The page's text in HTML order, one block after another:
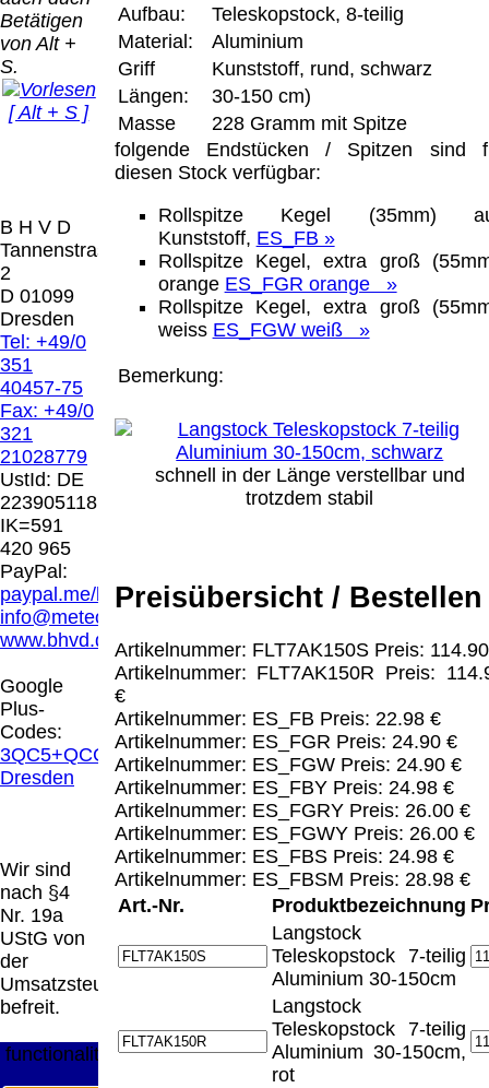
Betätigen
von Alt +
S.
[ Alt + S ]
B H V D
Tannenstrasse
2
D 01099
Dresden
Tel: +49/0
351
40457-75
Fax: +49/0
321
21028779
UstId: DE
223905118
IK=591
420 965
PayPal:
paypal.me/blindenhilfsmittel
info@meteor.vision
www.bhvd.de
Google
Plus-
Codes:
3QC5+QCG
Dresden
Wir sind
nach §4
Nr. 19a
UStG von
der
Umsatzsteuer
befreit.
Aufbau:
Teleskopstock, 8-teilig
Material:
Aluminium
Griff
Kunststoff, rund, schwarz
Längen:
30-150 cm)
Masse
228 Gramm mit Spitze
folgende Endstücken / Spitzen sind
diesen Stock verfügbar:
Rollspitze Kegel (35mm)
Kunststoff, ES_FB »
Rollspitze Kegel, extra groß
orange ES_FGR orange »
Rollspitze Kegel, extra groß
weiss ES_FGW weiß »
Bemerkung:
schnell in der Länge verstellbar und
trotzdem stabil
Preisübersicht / Bestellen
Artikelnummer: FLT7AK150S Preis:
Artikelnummer: FLT7AK150R Preis:
€
Artikelnummer: ES_FB Preis: 22.98 €
Artikelnummer: ES_FGR Preis: 24.90 €
Artikelnummer: ES_FGW Preis: 24.90 €
Artikelnummer: ES_FBY Preis: 24.98 €
Artikelnummer: ES_FGRY Preis: 26.00 €
Artikelnummer: ES_FGWY Preis: 26.00 €
Artikelnummer: ES_FBS Preis: 24.98 €
Artikelnummer: ES_FBSM Preis: 28.98 €
Art.-Nr.
Produktbezeichnung
Langstock
Teleskopstock 7-teilig
Aluminium 30-150cm
Langstock
Teleskopstock 7-teilig
Aluminium 30-150cm,
rot
Der Versand erfolgt
als versichertes
Paket.
Selbstabholung
vom Büro oder
von
0.00 €
Versandart
erhalten Sie per
Email z.B. einen
Lizenzschlüssel
und die
Rechnung /
Lieferschein. Sie
erhalten also
keinen
Datenträger
Die in diesem Dokument genannten
Warenzeichen sind Eigentum der jeweiligen
Firmen. Preisänderungen, Irrtümer und
technische Änderungen vorbehalten.
letzte Änderung: 22. Januar 2025 Blinden
Hilfsmittel Vertrieb Dresden,
Mit einem Urteil vom 12.05.1998 - 312 O
85/98 - Haftung für Links hat das Landgericht
Hamburg entschieden, dass man durch die
Anbringung eines Links, die Inhalte der
gelinkten Seite ggf. mit zu verantworten hat.
Dieses kann nur dadurch verhindert werden,
dass man sich ausdrücklich von diesen
Inhalten distanziert. Hiermit distanzieren wir
uns ausdrücklich von allen Inhalten, aller
gelinkten Seiten auf unserer Homepage und
machen uns diese Inhalte nicht zu eigen.
Diese Erklärung gilt für alle auf unserer
Homepage angebrachten Links.
Die Europäische Kommission stellt eine
Plattform zur Online-Streitbeilegung (OS)
bereit. Die Plattform finden Sie unter
http://ec.europa.eu/consumers/odr/Unsere E-
Mailadresse lautet:info@meteor.vision
Seitenanfang Impressum AGB Widerruf
Datenschutz Urheberrechte Kontakt
Links
Katalog (PDF) Sitemap
[] []
große Anzeige
Diese Website nutzt Cookies, um bestmögliche
Funktionalität bieten zu können.
This website uses cookies to provide the best possible
functionality.